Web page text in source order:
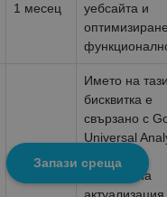
Запази среща
1 месец
уебсайта и
Името на
бисквитка е
свързано с
Universal
значителна